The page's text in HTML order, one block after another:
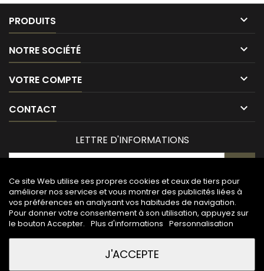
PRODUITS 
NOTRE SOCIÉTÉ 
VOTRE COMPTE 
CONTACT 
Ce site Web utilise ses propres cookies et ceux de tiers pour
améliorer nos services et vous montrer des publicités liées à
vos préférences en analysant vos habitudes de navigation.
Pour donner votre consentement à son utilisation, appuyez sur
le bouton Accepter. Plus d'informations Personnalisation
J'ACCEPTE
LETTRE D'INFORMATIONS